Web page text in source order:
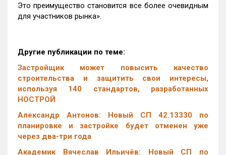
Это преимущество становится все более очевидным
для участников рынка».
Другие публикации по теме:
Застройщик может повысить качество
строительства и защитить свои интересы,
используя 140 стандартов, разработанных
НОСТРОЙ
Александр Антонов: Новый СП 42.13330 по
планировке и застройке будет отменен уже
через два-три года
Академик Вячеслав Ильичёв: Новый СП по